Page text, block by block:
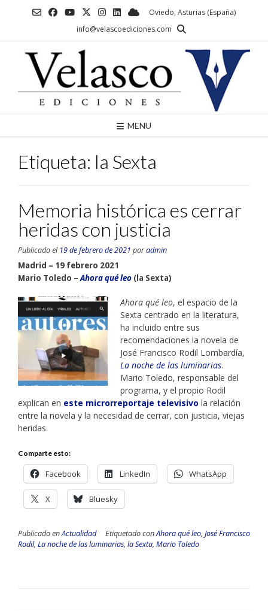
Oviedo, Asturias (España)
info@velascoediciones.com
MENU
Etiqueta: la Sexta
Memoria histórica es cerrar
heridas con justicia
Publicado el 19 de febrero de 2021 poradmin
Madrid – 19 febrero 2021
Mario Toledo – Ahora qué leo (la Sexta)
Ahora qué leo, el espacio de la
Sexta centrado en la literatura,
ha incluido entre sus
recomendaciones la novela de
José Francisco Rodil Lombardía,
La noche de las luminarias.
Mario Toledo, responsable del
programa, y el propio Rodil
explican en este microrreportaje televisivo la relación
entre la novela y la necesidad de cerrar, con justicia, viejas
heridas.
Comparte esto:
Facebook LinkedIn WhatsApp
X Bluesky
Publicado enActualidad Etiquetado conAhora qué leo, José Francisco
Rodil, La noche de las luminarias, la Sexta, Mario Toledo